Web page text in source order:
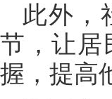
此外，
节，让居
握，提高